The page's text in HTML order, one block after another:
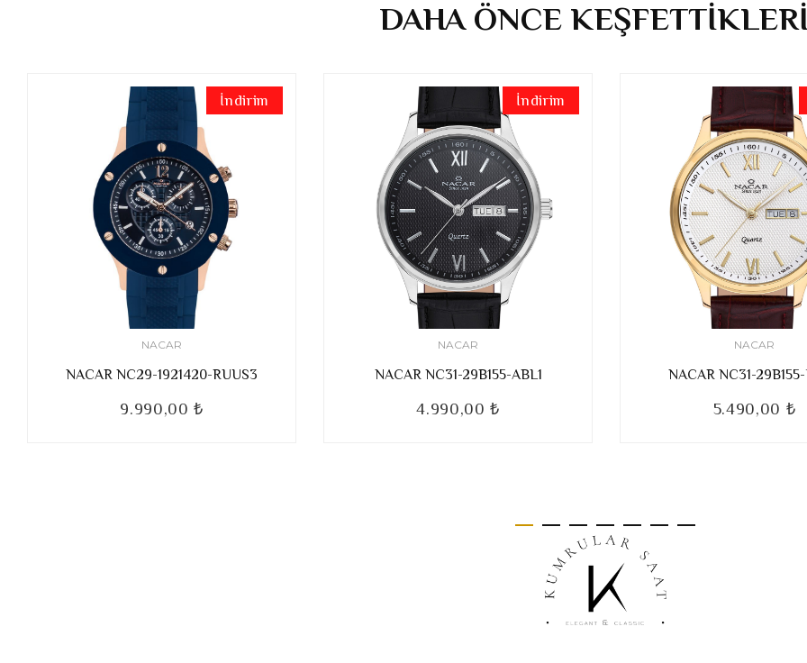
DAHA ÖNCE
İndirim
NACAR
NACAR NC29-1921420-RUUS3
9.990,00 ₺
İndirim
NACAR
NACAR NC31-29B155-ABL1
4.990,00 ₺
NACAR
NACAR NC31-
5.490,00 ₺